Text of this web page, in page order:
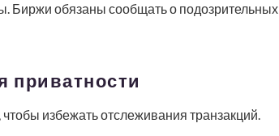
Биржи обязаны сообщать о подозрительных
приватности
избежать отслеживания транзакций.